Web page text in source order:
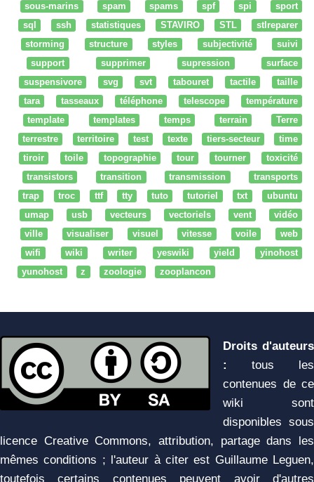
sous-marins
spam spams spf spi
sport
sql
ssh statistiques STAVIRO STL
stlreparer
storming
structure styles subjectivité
suivi
support
supprimer supression
surface
suspensivore
svg svt tabouret tactile
taille
tara
tasseaux téléphone telescope
température
template
templates temps terrain
Terre
terrestre
territoire test texte tiers-secteur
time
tiroir
toile topographie tour tourner
toxicité
transistors
transition transmission
transports
trap
troc ttf tty tuto tutoriel txt
ubuntu
umap
usb vecteurs vectoriels vent
vidéo
ville
visualiser visuel vitesse voile
web
wifi
wiki writer yeswiki yield
yinohost
yunohost
z zoologie zooplancon
Droits d'auteurs
:
tous les
contenues de ce
wiki sont
disponibles sous
licence Creative Commons, attribution, partage dans les
mêmes conditions ; l'auteur à citer est Guillaume Leguen,
toutefois certains contenues peuvent avoir d'autres